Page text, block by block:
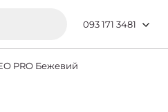
093 171 3481
PRO Бежевий